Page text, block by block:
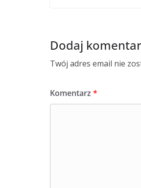
Dodaj
Twój adres email nie
Komentarz *